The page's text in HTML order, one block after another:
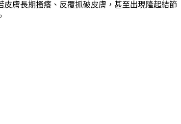
膚長期搔癢、反覆抓破皮膚，甚至出現隆起結節